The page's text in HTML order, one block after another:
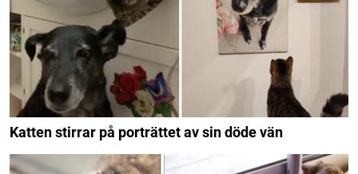
Katten stirrar på porträttet av sin döde vän